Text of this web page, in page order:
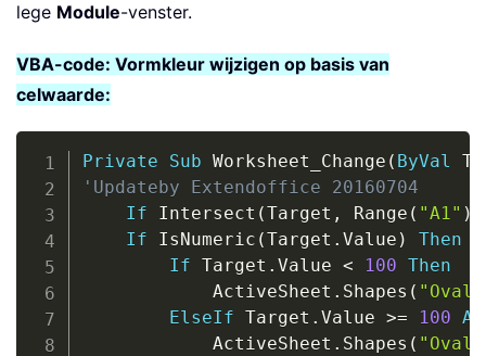
lege Module-venster.
VBA-code: Vormkleur wijzigen op basis van
celwaarde:
Private Sub Worksheet_Change ( ByVal
'Updateby Extendoffice 20160704
If Intersect (Target , Range ( "A1" )
If IsNumeric (Target . Value )
Then
If Target . Value < 100 Then
            ActiveSheet
. Shapes ( "Oval
ElseIf Target . Value >= 100
            ActiveSheet
. Shapes ( "Oval
Copy